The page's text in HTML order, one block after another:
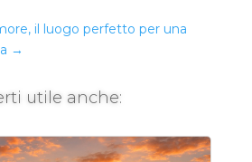
il luogo perfetto per una
→
utile anche: